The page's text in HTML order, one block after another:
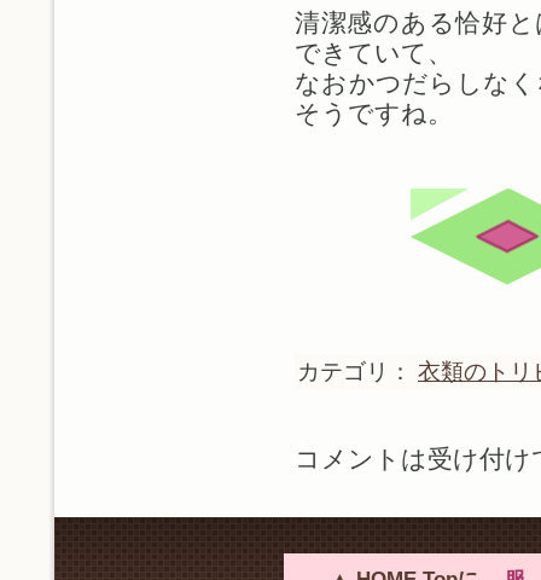
清潔感のある恰好
できていて、
なおかつだらしな
そうですね。
カテゴリ： 衣類のトリ
コメントは受け付